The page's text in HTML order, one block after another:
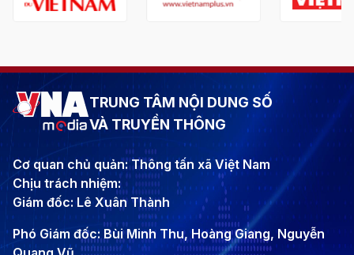
TRUNG TÂM NỘI DUNG SỐ
VÀ TRUYỀN THÔNG
Cơ quan chủ quản: Thông tấn xã Việt Nam
Chịu trách nhiệm:
Giám đốc: Lê Xuân Thành
Phó Giám đốc: Bùi Minh Thu, Hoàng Giang, Nguyễn